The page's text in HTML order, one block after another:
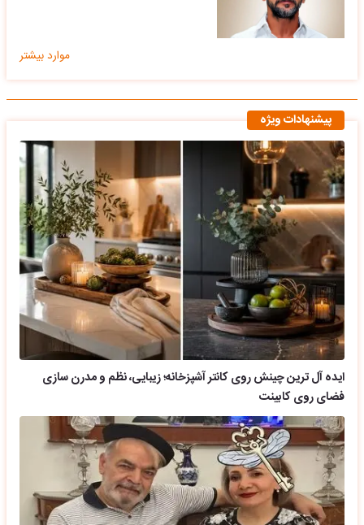
موارد بیشتر
پیشنهادات ویژه
ایده آل ترین چینش روی کانتر آشپزخانه؛ زیبایی، نظم و مدرن سازی
فضای روی کابینت